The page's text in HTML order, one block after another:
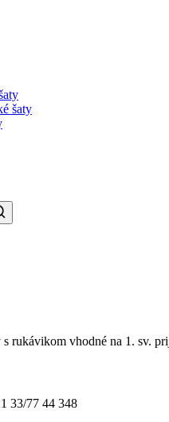
šaty
rukávikom vhodné na 1. sv.
33/77 44 348